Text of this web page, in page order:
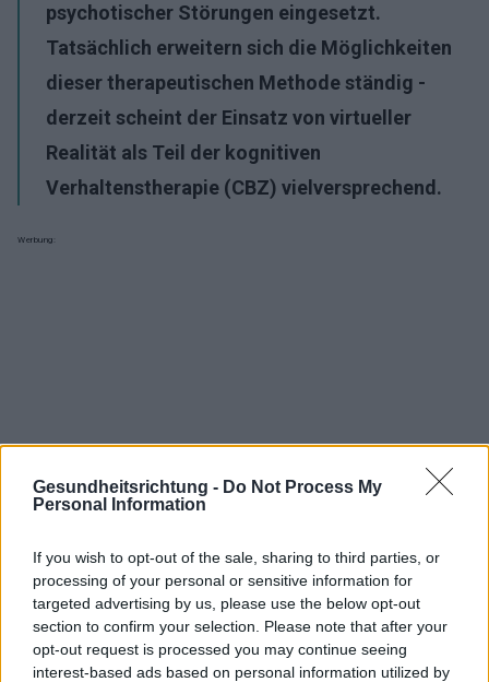
Gesundheitsrichtung - Do Not Process My
Personal Information
If you wish to opt-out of the sale, sharing to third parties, or
processing of your personal or sensitive information for
targeted advertising by us, please use the below opt-out
section to confirm your selection. Please note that after your
opt-out request is processed you may continue seeing
interest-based ads based on personal information utilized by
psychotischer Störungen eingesetzt.
Tatsächlich erweitern sich die Möglichkeiten
dieser therapeutischen Methode ständig -
derzeit scheint der Einsatz von virtueller
Realität als Teil der kognitiven
Verhaltenstherapie (CBZ) vielversprechend.
Werbung:
Interessant? Teilen sie es auf Facebook!